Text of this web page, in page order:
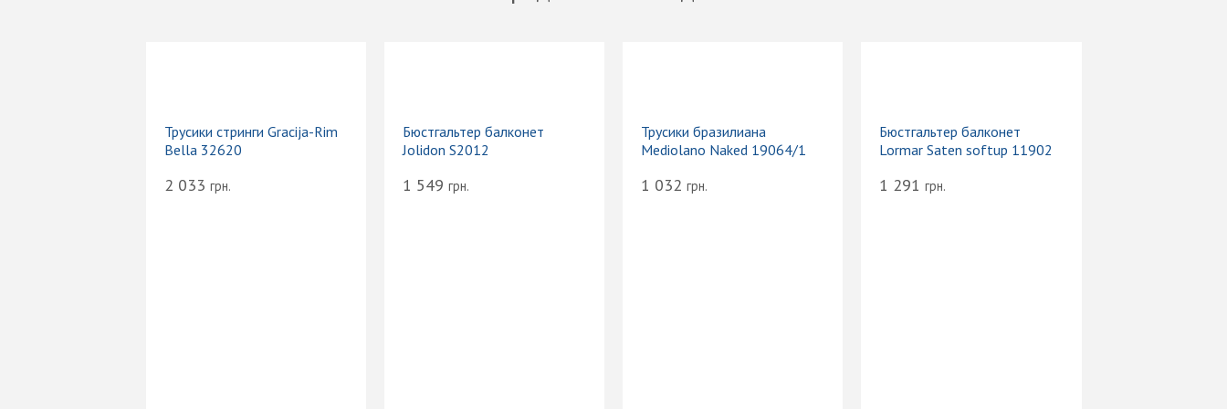
Трусики стринги Gracija-Rim
Bella 32620
2 033 грн.
Бюстгальтер балконет
Jolidon S2012
1 549 грн.
Трусики бразилиана
Mediolano Naked 19064/1
1 032 грн.
Бюстгальтер балконет
Lormar Saten softup 11902
1 291грн.